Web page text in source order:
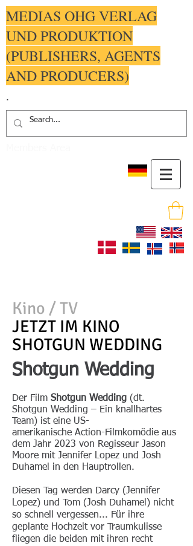
MEDIAS OHG VERLAG
UND PRODUKTION
(PUBLISHERS, AGENTS
AND PRODUCERS)
.
Kino / TV
JETZT IM KINO
SHOTGUN WEDDING
Shotgun Wedding
Der Film Shotgun Wedding (dt.
Shotgun Wedding – Ein knallhartes
Team) ist eine US-
amerikanische Action-Filmkomödie aus
dem Jahr 2023 von Regisseur Jason
Moore mit Jennifer Lopez und Josh
Duhamel
in den Hauptrollen.
Diesen Tag werden Darcy (Jennifer
Lopez) und Tom (Josh Duhamel) nicht
so schnell vergessen... Für ihre
geplante Hochzeit vor Traumkulisse
fliegen die beiden mit ihren recht